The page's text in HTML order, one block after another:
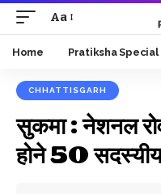
Font
Resizer
Aa
Home Pratiksha Special
CHHATTISGARH
सुकमा : नेशनल
होने 50 सदस्यीय